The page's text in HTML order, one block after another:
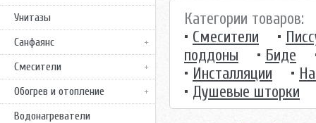
Унитазы
Санфаянс
Смесители
Обогрев и отопление
Водонагреватели
Категории товаров:
• Смесители •
поддоны
• Биде
• Инсталляции •
• Душевые шторки